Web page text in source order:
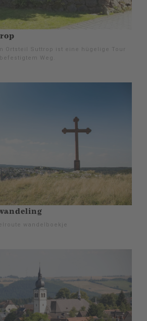
Ortsteil Suttrop ist eine hügelige Tour
Weg.
wandelboekje